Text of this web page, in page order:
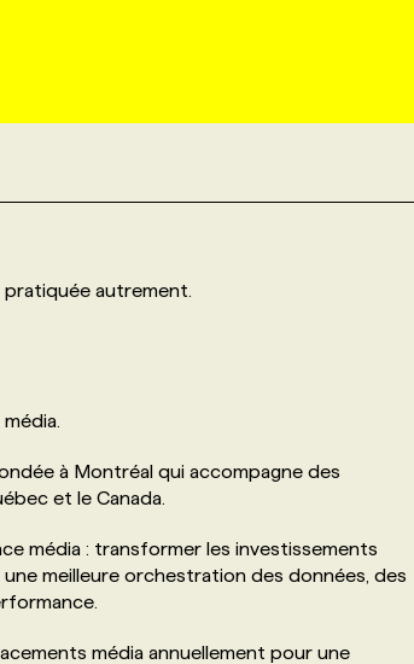
autrement.
à Montréal qui accompagne des
et le Canada.
média : transformer les investissements
meilleure orchestration des données, des
média annuellement pour une